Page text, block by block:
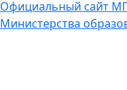
Официальный сайт
Министерства